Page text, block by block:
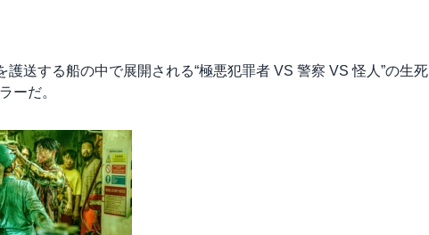
護送する船の中で展開される“極悪犯罪者 VS 警察 VS 怪人”の生死
ーだ。